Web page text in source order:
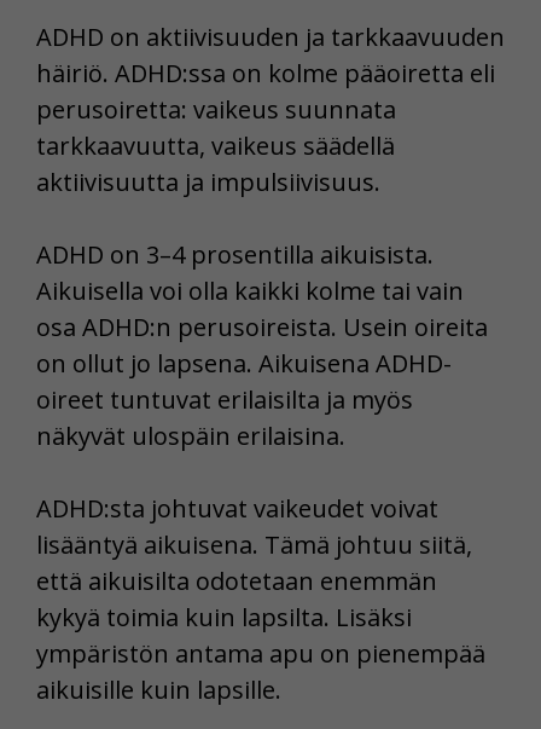
ADHD on aktiivisuuden ja tarkkaavuuden
häiriö. ADHD:ssa on kolme pääoiretta eli
perusoiretta: vaikeus suunnata
tarkkaavuutta, vaikeus säädellä
aktiivisuutta ja impulsiivisuus.
ADHD on 3–4 prosentilla aikuisista.
Aikuisella voi olla kaikki kolme tai vain
osa ADHD:n perusoireista. Usein oireita
on ollut jo lapsena. Aikuisena ADHD-
oireet tuntuvat erilaisilta ja myös
näkyvät ulospäin erilaisina.
ADHD:sta johtuvat vaikeudet voivat
lisääntyä aikuisena. Tämä johtuu siitä,
että aikuisilta odotetaan enemmän
kykyä toimia kuin lapsilta. Lisäksi
ympäristön antama apu on pienempää
aikuisille kuin lapsille.